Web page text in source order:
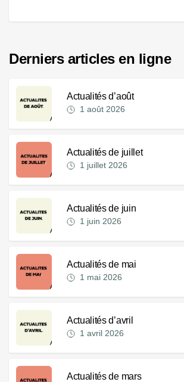
Derniers articles en ligne
Actualités d’août
1 août 2026
Actualités de juillet
1 juillet 2026
Actualités de juin
1 juin 2026
Actualités de mai
1 mai 2026
Actualités d’avril
1 avril 2026
Actualités de mars